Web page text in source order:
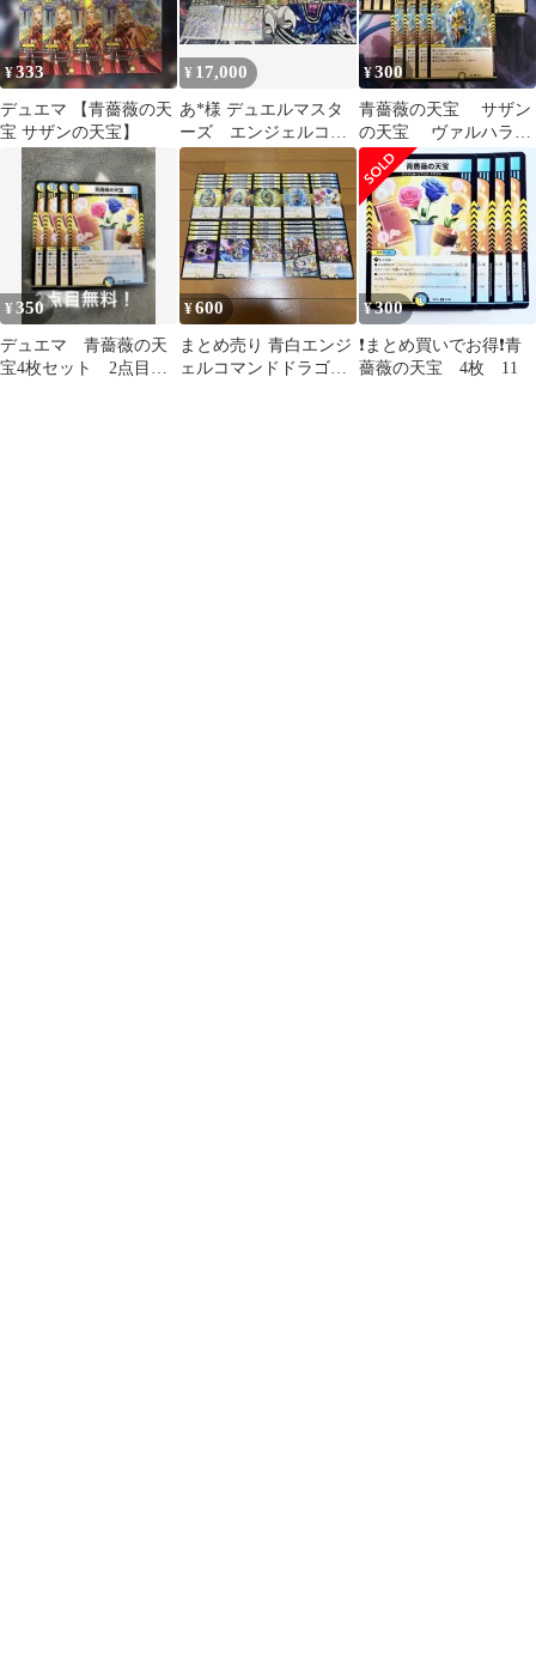
¥333
デュエマ 【青薔薇の天
宝 サザンの天宝】
¥ 17,000
あ*様 デュエルマスタ
ーズ エンジェルコマ
ンド デッキ 引退
¥300
青薔薇の天宝 サザン
の天宝 ヴァルハラの
天宝 各4枚
¥350
デュエマ 青薔薇の天
宝4枚セット 2点目無
¥600
まとめ売り 青白エンジ
ェルコマンドドラゴン
¥300
❗️まとめ買いでお得❗️青
薔薇の天宝 4枚 11